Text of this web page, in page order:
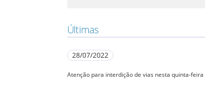
Últimas
28/07/2022
Atenção para interdição de vias nesta quinta-feira